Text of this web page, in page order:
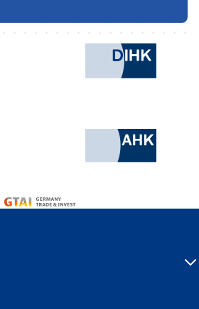
Industrie- und Handelskammer
Germany Trade & Invest